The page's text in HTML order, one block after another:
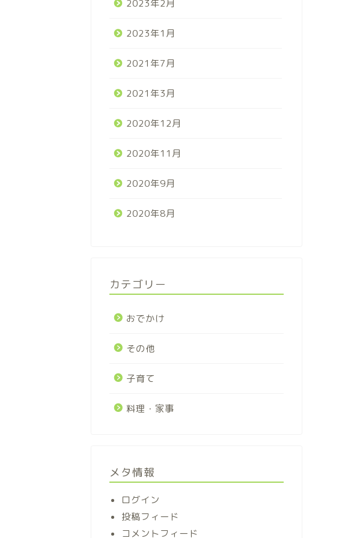
2023年2月
2023年1月
2021年7月
2021年3月
2020年12月
2020年11月
2020年9月
2020年8月
カテゴリー
おでかけ
その他
子育て
料理・家事
メタ情報
ログイン
投稿フィード
コメントフィード